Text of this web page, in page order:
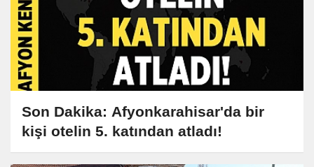
Son Dakika: Afyonkarahisar'da bir
kişi otelin 5. katından atladı!